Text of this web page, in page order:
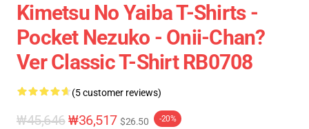
Kimetsu No Yaiba T-Shirts -
Pocket Nezuko - Onii-Chan?
Ver Classic T-Shirt RB0708
(5 customer reviews)
₩45,646₩36,517 $26.50 -20%